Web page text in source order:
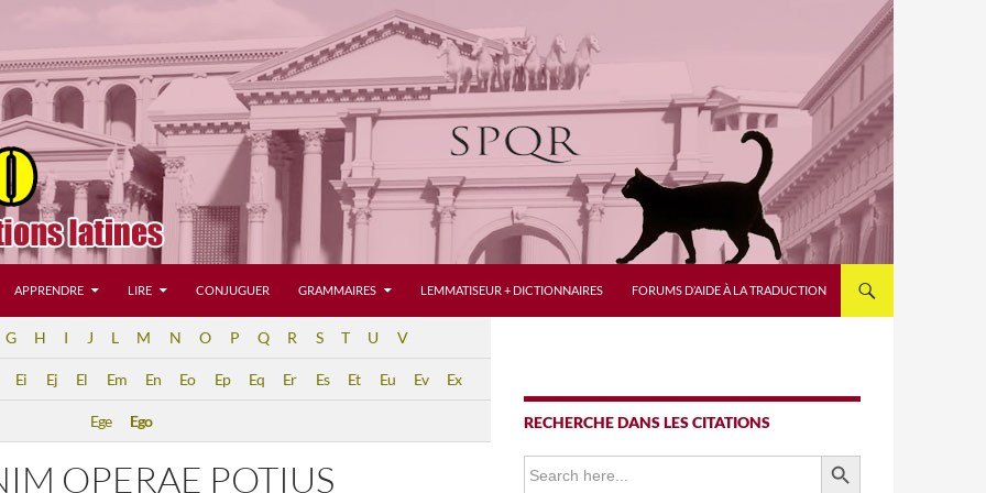
APPRENDRE LIRE CONJUGUER GRAMMAIRES LEMMATISEUR + DICTIONNAIRES FORUMS D’AIDE À LA TRADUCTION
G H I J L M N O P Q R S T U V
Ei Ej El Em En Eo Ep Eq Er Es Et Eu Ev Ex
Ege Ego
OPERAE POTIUS
RECHERCHE DANS LES CITATIONS
Search
for:
SEARCH BUTTON